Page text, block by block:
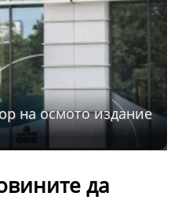
на осмото издание
да